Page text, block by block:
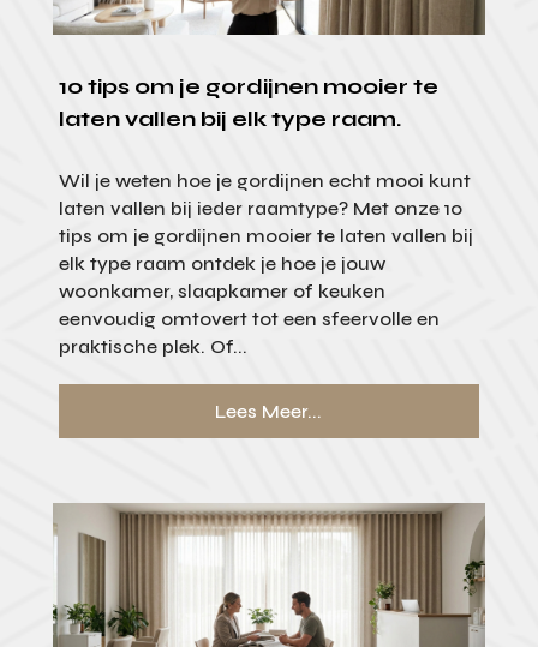
10 tips om je gordijnen mooier te
laten vallen bij elk type raam.
Wil je weten hoe je gordijnen echt mooi kunt
laten vallen bij ieder raamtype? Met onze 10
tips om je gordijnen mooier te laten vallen bij
elk type raam ontdek je hoe je jouw
woonkamer, slaapkamer of keuken
eenvoudig omtovert tot een sfeervolle en
praktische plek. Of...
Lees Meer...